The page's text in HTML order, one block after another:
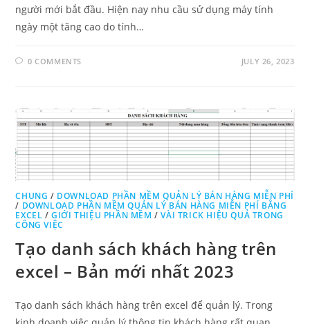
người mới bắt đầu. Hiện nay nhu cầu sử dụng máy tính
ngày một tăng cao do tính…
0 COMMENTS JULY 26, 2023
CHUNG / DOWNLOAD PHẦN MỀM QUẢN LÝ BÁN HÀNG MIỄN PHÍ
/ DOWNLOAD PHẦN MỀM QUẢN LÝ BÁN HÀNG MIỄN PHÍ BẰNG
EXCEL /GIỚI THIỆU PHẦN MỀM /VÀI TRICK HIỆU QUẢ TRONG
CÔNG VIỆC
Tạo danh sách khách hàng trên
excel – Bản mới nhất 2023
Tạo danh sách khách hàng trên excel để quản lý. Trong